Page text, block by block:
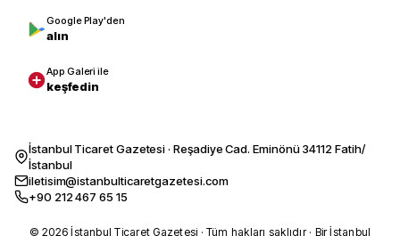
Google Play'den
alın
App Galeri ile
keşfedin
İstanbul Ticaret Gazetesi · Reşadiye Cad. Eminönü 34112 Fatih/
İstanbul
iletisim@istanbulticaretgazetesi.com
+90 212 467 65 15
© 2026 İstanbul Ticaret Gazetesi · Tüm hakları saklıdır · Bir İstanbul